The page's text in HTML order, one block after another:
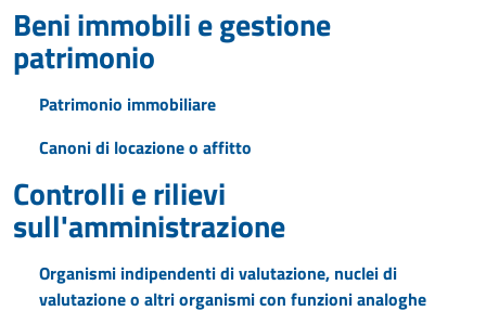
Beni immobili e gestione
patrimonio
Patrimonio immobiliare
Canoni di locazione o affitto
Controlli e rilievi
sull'amministrazione
Organismi indipendenti di valutazione, nuclei di
valutazione o altri organismi con funzioni analoghe